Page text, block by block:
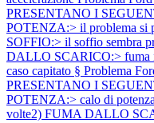
PRESENTANO I
POTENZA:> il problema si
SOFFIO:> il soffio sembra
DALLO SCARICO:> fuma
caso capitato § Problema
PRESENTANO I
POTENZA:> calo di
volte2) FUMA DALLO